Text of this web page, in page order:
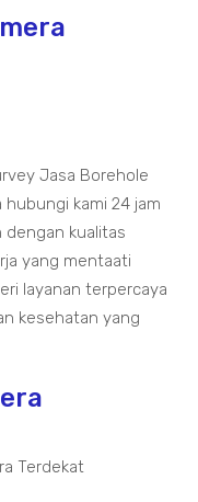
Jasa Borehole
hubungi kami 24 jam
kualitas
yang mentaati
layanan terpercaya
kesehatan yang
Terdekat